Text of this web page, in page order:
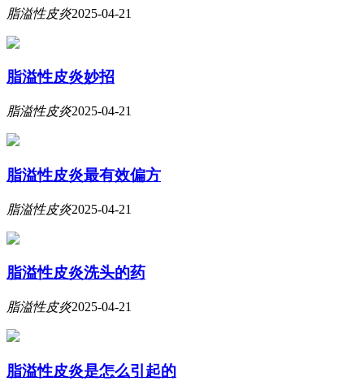
脂溢性皮炎2025-04-21
脂溢性皮炎妙招
脂溢性皮炎2025-04-21
脂溢性皮炎最有效偏方
脂溢性皮炎2025-04-21
脂溢性皮炎洗头的药
脂溢性皮炎2025-04-21
脂溢性皮炎是怎么引起的